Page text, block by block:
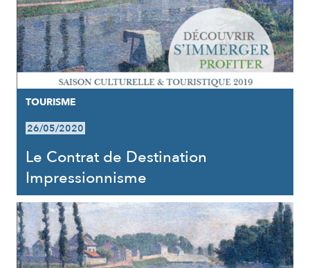
TOURISME
26/05/2020
Le Contrat de Destination
Impressionnisme